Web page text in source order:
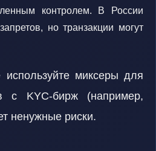
контролем. В России
но транзакции могут
используйте миксеры для
с KYC-бирж (например,
ненужные риски.